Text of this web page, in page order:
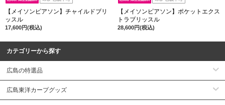
【メイソンピアソン】チャイルドブリ
ッスル
17,600円(税込)
【メイソンピアソン】ポケットエクス
トラブリッスル
28,600円(税込)
カテゴリーから探す
広島の特選品
広島東洋カープグッズ